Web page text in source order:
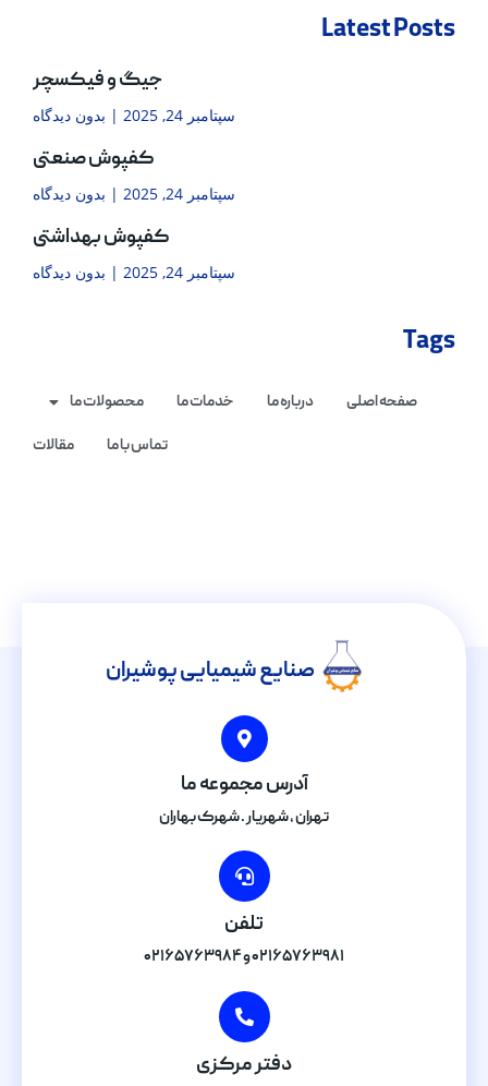
Latest Posts
جیگ و فیکسچر
سپتامبر 24, 2025 بدون دیدگاه
کفپوش صنعتی
سپتامبر 24, 2025 بدون دیدگاه
کفپوش بهداشتی
سپتامبر 24, 2025 بدون دیدگاه
Tags
صفحه اصلی درباره ما خدمات ما
محصولات ما
تماس با ما
مقالات
صنایع شیمیایی پوشیران
آدرس مجموعه ما
تهران , شهریار . شهرک بهاران
تلفن
۰۲۱۶۵۷۶۳۹۸۱ و ۰۲۱۶۵۷۶۳۹۸۴
دفتر مرکزی